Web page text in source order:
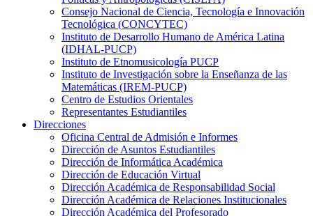
Consejo Nacional de Ciencia, Tecnología e Innovación
Tecnológica (CONCYTEC)
Instituto de Desarrollo Humano de América Latina
(IDHAL-PUCP)
Instituto de Etnomusicología PUCP
Instituto de Investigación sobre la Enseñanza de las
Matemáticas (IREM-PUCP)
Centro de Estudios Orientales
Representantes Estudiantiles
Direcciones
Oficina Central de Admisión e Informes
Dirección de Asuntos Estudiantiles
Dirección de Informática Académica
Dirección de Educación Virtual
Dirección Académica de Responsabilidad Social
Dirección Académica de Relaciones Institucionales
Dirección Académica del Profesorado